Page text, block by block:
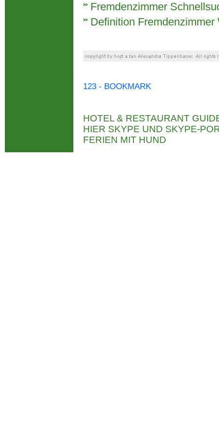
Fremdenzimmer
Definition Fremdenzimmer
123 - BOOKMARK
HOTEL & RESTAURANT
HIER SKYPE UND SKYPE-
FERIEN MIT HUND